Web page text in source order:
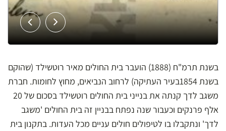
בשנת תרמ"ח (1888) הועבר בית החולים מאיר רוטשילד (שהוקם
בשנת 1854בעיר העתיקה) לרחוב הנביאים, מחוץ לחומות. חברת
משגב לדך קנתה את בנייני בית החולים רוטשילד בסכום של 20
אלף פרנקים וכעבור שנה נפתח בבניין זה בית החולים 'משגב
לדך' ונתקבלו בו לטיפולים חולים עניים מכל העדות. בתקנון בית